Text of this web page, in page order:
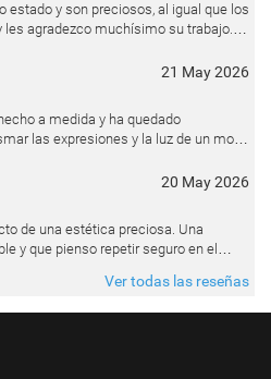
estado y son preciosos, al igual que los
agradezco muchísimo su trabajo.
21 May 2026
a medida y ha quedado
las expresiones y la luz de un modo
20 May 2026
de una estética preciosa. Una
y que pienso repetir seguro en el
Ver todas las reseñas